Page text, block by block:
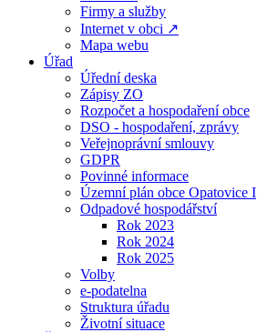
Firmy a služby
Internet v obci ↗
Mapa webu
Úřad
Úřední deska
Zápisy ZO
Rozpočet a hospodaření obce
DSO - hospodaření, zprávy
Veřejnoprávní smlouvy
GDPR
Povinné informace
Územní plán obce Opatovice I
Odpadové hospodářství
Rok 2023
Rok 2024
Rok 2025
Volby
e-podatelna
Struktura úřadu
Životní situace